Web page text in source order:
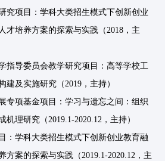
究项目：学科大类招生模式下创新创业
才培养方案的探索与实践（2018，主
指导委员会教学研究项目：高等学校工
建及实施研究（2019，主持）
专项基金项目：学习与遗忘之间：组织
理研究（2019.1-2020.12，主持）
：学科大类招生模式下创新创业教育融
方案的探索与实践（2019.1-2020.12，主